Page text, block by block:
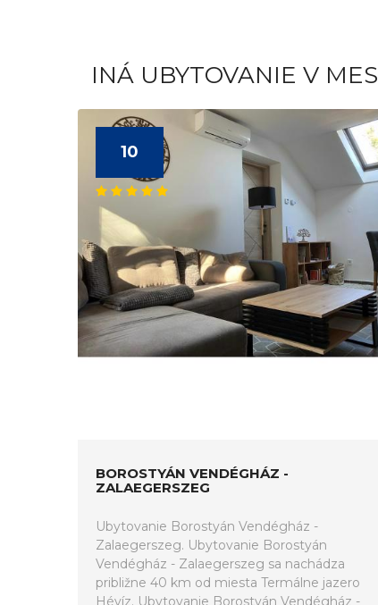
INÁ UBYTOVANIE V
10
BOROSTYÁN VENDÉGHÁZ -
ZALAEGERSZEG
Ubytovanie Borostyán Vendégház -
Zalaegerszeg. Ubytovanie Borostyán
Vendégház - Zalaegerszeg sa nachádza
približne 40 km od miesta Termálne jazero
Hévíz. Ubytovanie Borostyán Vendégház -